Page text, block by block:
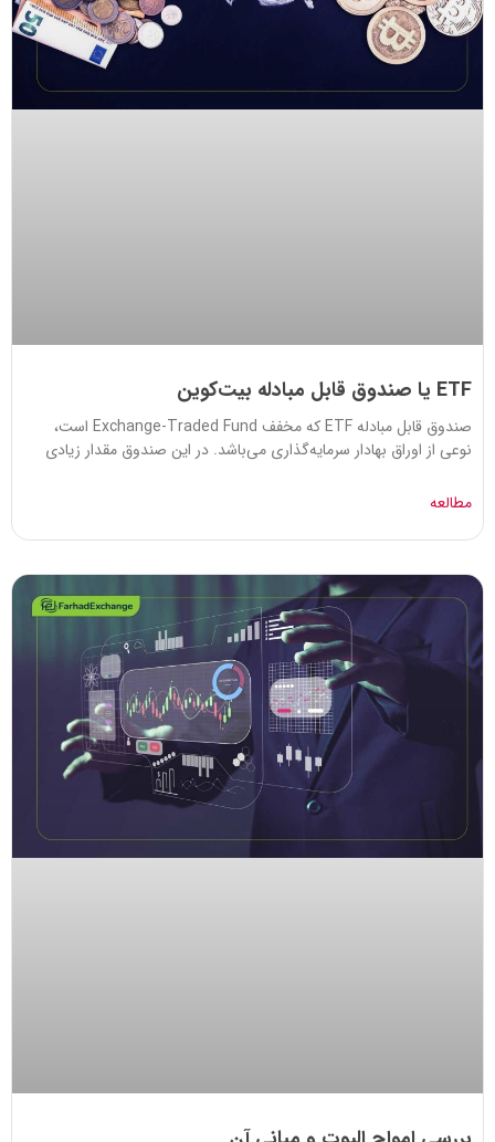
ETF یا صندوق قابل مبادله بیت‌کوین
صندوق قابل مبادله ETF که مخفف Exchange-Traded Fund است،
نوعی از اوراق بهادار سرمایه‌گذاری می‌باشد. در این صندوق مقدار زیادی
مطالعه